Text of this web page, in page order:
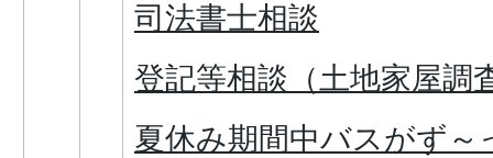
司法書士相談
登記等相談（土地家屋調
夏休み期間中バスがず～